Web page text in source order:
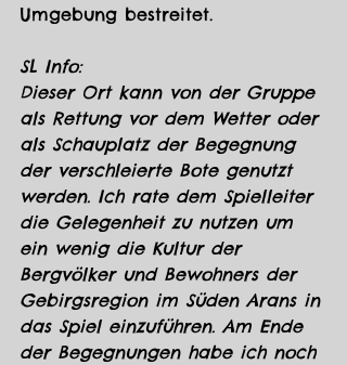
Umgebung bestreitet.
SL Info:
Dieser Ort kann von der Gruppe
als Rettung vor dem Wetter oder
als Schauplatz der Begegnung
der verschleierte Bote genutzt
werden. Ich rate dem Spielleiter
die Gelegenheit zu nutzen um
ein wenig die Kultur der
Bergvölker und Bewohners der
Gebirgsregion im Süden Arans in
das Spiel einzuführen. Am Ende
der Begegnungen habe ich noch